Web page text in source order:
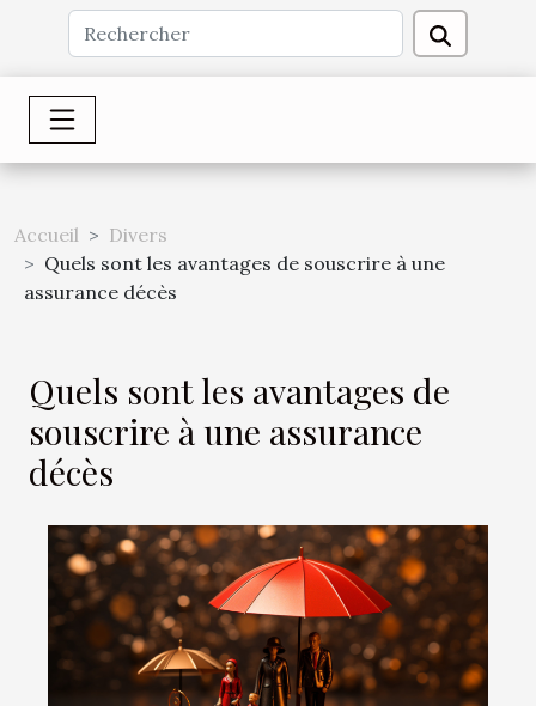
Accueil
Divers
Quels sont les avantages de souscrire à une
assurance décès
Quels sont les avantages de
souscrire à une assurance
décès